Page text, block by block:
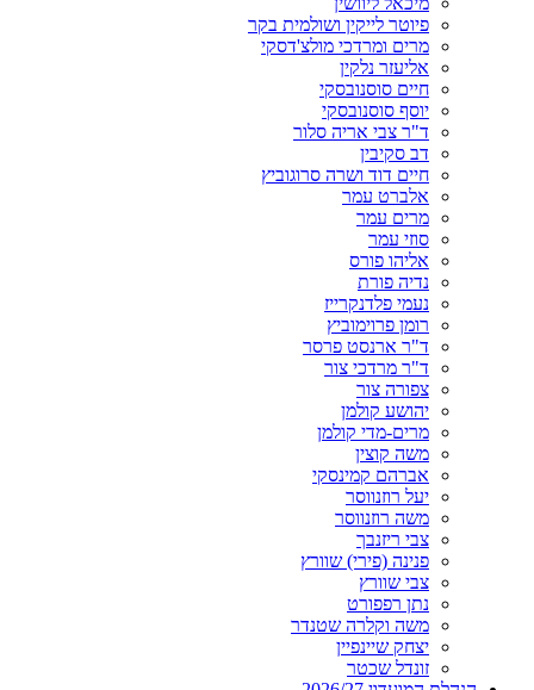
פיוטר לייקין ושולמית בקר
מרים ומרדכי מולצ'דסקי
אליעזר נלקין
חיים סוסנובסקי
יוסף סוסנובסקי
ד"ר צבי אריה סלור
דב סקיבין
חיים דוד ושרה סרוגוביץ
אלברט עמר
מרים עמר
סוזי עמר
אליהו פורס
נדיה פורת
נעמי פלדנקרייז
רומן פרוימוביץ
ד"ר ארנסט פרסר
ד"ר מרדכי צור
צפורה צור
יהושע קולמן
מרים-מדי קולמן
משה קוצין
אברהם קמינסקי
יעל רוזנווסר
משה רוזנווסר
צבי ריזנבך
פנינה (פירי) שוורץ
צבי שוורץ
נתן רפפורט
משה וקלרה שטנדר
יצחק שיינפיין
זונדל שכטר